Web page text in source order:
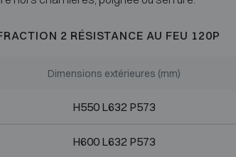
2 RÉSISTANCE AU FEU 120P
Dimensions extérieures (mm)
H550 L632 P573
H600 L632 P573